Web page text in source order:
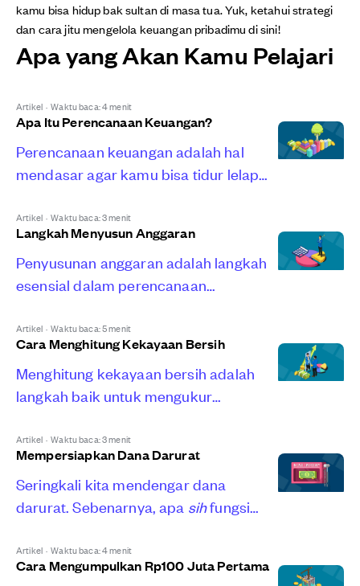
kamu bisa hidup bak sultan di masa tua. Yuk, ketahui strategi
dan cara jitu mengelola keuangan pribadimu di sini!
Apa yang Akan Kamu Pelajari
Artikel · Waktu baca: 4 menit
Apa Itu Perencanaan Keuangan?
Perencanaan keuangan adalah hal
mendasar agar kamu bisa tidur lelap
Namun, apa itu perencanaan
keuangan?
Artikel · Waktu baca: 3 menit
Langkah Menyusun Anggaran
Penyusunan anggaran adalah langkah
esensial dalam perencanaan
yang mampu menahanmu untuk boros
belanja.
Artikel · Waktu baca: 5 menit
Cara Menghitung Kekayaan Bersih
Menghitung kekayaan bersih adalah
langkah baik untuk mengukur
menghitungnya di sini!
Artikel · Waktu baca: 3 menit
Mempersiapkan Dana Darurat
Seringkali kita mendengar dana
darurat. Sebenarnya, apa sihfungsi
dana satu ini?
Artikel · Waktu baca: 4 menit
Cara Mengumpulkan Rp100 Juta Pertama